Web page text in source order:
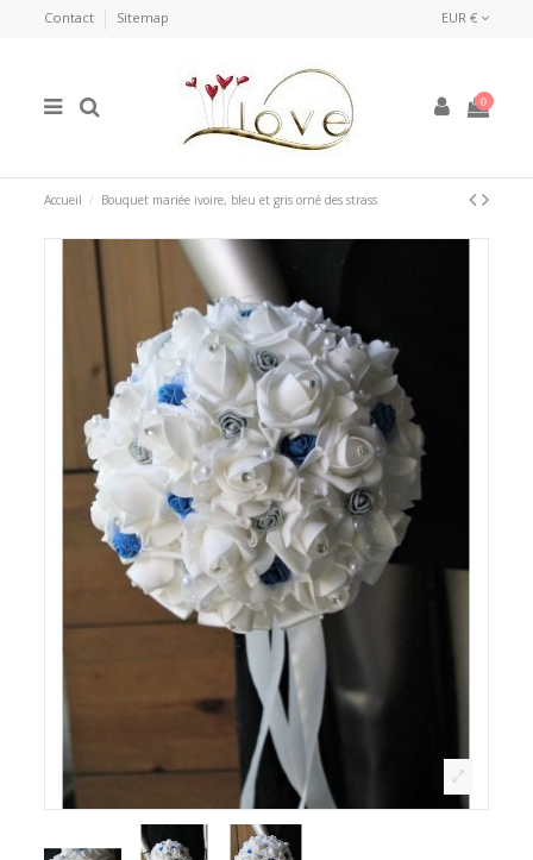
Contact Sitemap EUR €
0
Accueil Bouquet mariée ivoire, bleu et gris orné des strass